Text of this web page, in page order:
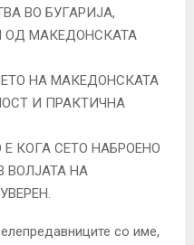
ВО БУГАРИЈА,
ОД МАКЕДОНСКАТА
НА МАКЕДОНСКАТА
И ПРАКТИЧНА
КОГА СЕТО НАБРОЕНО
ВОЛЈАТА НА
со име,